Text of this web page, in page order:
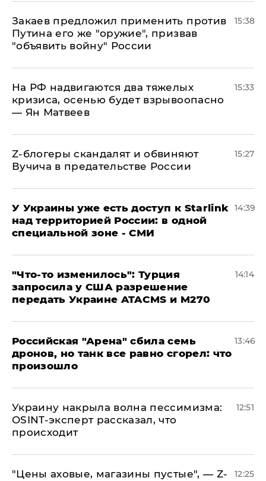
Закаев предложил применить против
Путина его же "оружие", призвав
"объявить войну" России
15:38
На РФ надвигаются два тяжелых
кризиса, осенью будет взрывоопасно
— Ян Матвеев
15:33
Z-блогеры скандалят и обвиняют
Вучича в предательстве России
15:27
У Украины уже есть доступ к Starlink
над территорией России: в одной
специальной зоне - СМИ
14:39
​"Что-то изменилось": Турция
запросила у США разрешение
передать Украине ATACMS и M270
14:14
​Российская "Арена" сбила семь
дронов, но танк все равно сгорел: что
произошло
13:46
​Украину накрыла волна пессимизма:
OSINT-эксперт рассказал, что
происходит
12:51
​"Цены аховые, магазины пустые", — Z-
12:25